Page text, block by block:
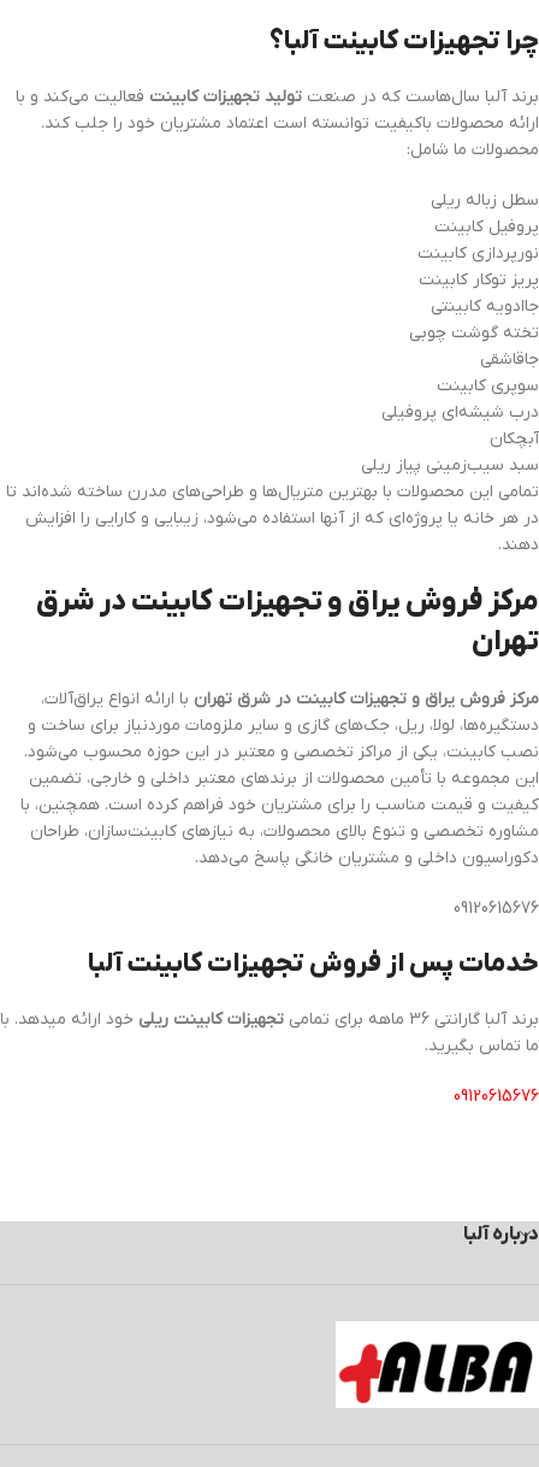
چرا تجهیزات کابینت آلبا؟
برند آلبا سال‌هاست که در صنعت تولید تجهیزات کابینت فعالیت می‌کند و با
ارائه محصولات باکیفیت توانسته است اعتماد مشتریان خود را جلب کند.
محصولات ما شامل:
سطل زباله ریلی
پروفیل کابینت
نورپردازی کابینت
پریز توکار کابینت
جاادویه کابینتی
تخته گوشت چوبی
جاقاشقی
سوپری کابینت
درب شیشه‌ای پروفیلی
آبچکان
سبد سیب‌زمینی پیاز ریلی
تمامی این محصولات با بهترین متریال‌ها و طراحی‌های مدرن ساخته شده‌اند تا
در هر خانه یا پروژه‌ای که از آنها استفاده می‌شود، زیبایی و کارایی را افزایش
دهند.
مرکز فروش یراق و تجهیزات کابینت در شرق
تهران
مرکز فروش یراق و تجهیزات کابینت در شرق تهران با ارائه انواع یراق‌آلات،
دستگیره‌ها، لولا، ریل، جک‌های گازی و سایر ملزومات موردنیاز برای ساخت و
نصب کابینت، یکی از مراکز تخصصی و معتبر در این حوزه محسوب می‌شود.
این مجموعه با تأمین محصولات از برندهای معتبر داخلی و خارجی، تضمین
کیفیت و قیمت مناسب را برای مشتریان خود فراهم کرده است. همچنین، با
مشاوره تخصصی و تنوع بالای محصولات، به نیازهای کابینت‌سازان، طراحان
دکوراسیون داخلی و مشتریان خانگی پاسخ می‌دهد.
09120615676
خدمات پس از فروش تجهیزات کابینت آلبا
برند آلبا گارانتی 36 ماهه برای تمامی تجهیزات کابینت ریلی خود ارائه میدهد. با
ما تماس بگیرید.
09120615676
درباره آلبا